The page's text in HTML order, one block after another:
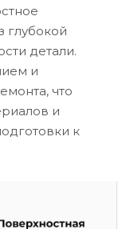
глубокой
детали.
и
что
и
к